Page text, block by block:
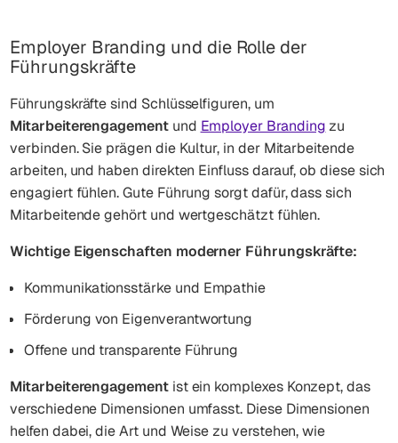
Employer Branding und die Rolle der
Führungskräfte
Führungskräfte sind Schlüsselfiguren, um
Mitarbeiterengagementund Employer Branding zu
verbinden. Sie prägen die Kultur, in der Mitarbeitende
arbeiten, und haben direkten Einfluss darauf, ob diese sich
engagiert fühlen. Gute Führung sorgt dafür, dass sich
Mitarbeitende gehört und wertgeschätzt fühlen.
Wichtige Eigenschaften moderner Führungskräfte:
Kommunikationsstärke und Empathie
Förderung von Eigenverantwortung
Offene und transparente Führung
Mitarbeiterengagementist ein komplexes Konzept, das
verschiedene Dimensionen umfasst. Diese Dimensionen
helfen dabei, die Art und Weise zu verstehen, wie